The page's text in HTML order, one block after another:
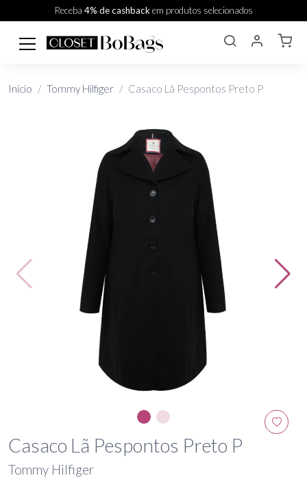
Receba 4% de cashbackem produtos selecionados
Início Tommy Hilfiger Casaco Lã Pespontos Preto P
Casaco Lã Pespontos Preto P
Tommy Hilfiger